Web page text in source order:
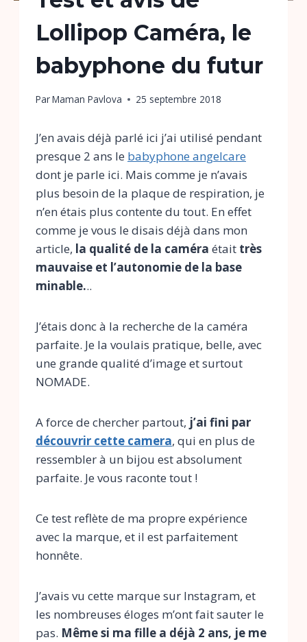
Lollipop Caméra, le
babyphone du futur
ParMaman Pavlova 25 septembre 2018
J’en avais déjà parlé ici j’ai utilisé pendant
presque 2 ans le babyphone angelcare
dont je parle ici. Mais comme je n’avais
plus besoin de la plaque de respiration, je
n’en étais plus contente du tout. En effet
comme je vous le disais déjà dans mon
article, la qualité de la caméra était très
mauvaise et l’autonomie de la base
minable...
J’étais donc à la recherche de la caméra
parfaite. Je la voulais pratique, belle, avec
une grande qualité d’image et surtout
NOMADE.
A force de chercher partout, j’ai fini par
découvrir cette camera, qui en plus de
ressembler à un bijou est absolument
parfaite. Je vous raconte tout !
Ce test reflète de ma propre expérience
avec la marque, et il est parfaitement
honnête.
J’avais vu cette marque sur Instagram, et
les nombreuses éloges m’ont fait sauter le
pas. Même si ma fille a déjà 2 ans, je me